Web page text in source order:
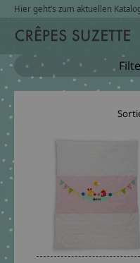
Hier geht’s zum aktuellen